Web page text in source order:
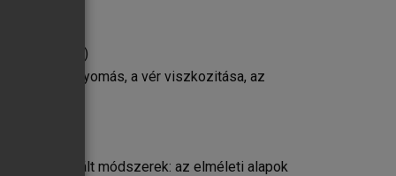
(„rCBF”)
perfúziós nyomás, a vér viszkozitása, az
használt módszerek: az elméleti alapok